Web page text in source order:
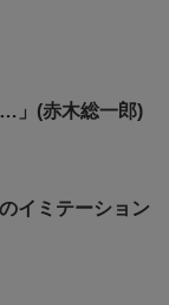
」(赤木総一郎)
イミテーション